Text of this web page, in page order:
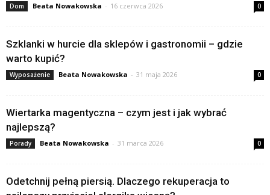
Dom Beata Nowakowska - 16 czerwca 2026 0
Szklanki w hurcie dla sklepów i gastronomii – gdzie
warto kupić?
Wyposażenie Beata Nowakowska - 31 maja 2026 0
Wiertarka magentyczna – czym jest i jak wybrać
najlepszą?
Porady Beata Nowakowska - 31 marca 2026 0
Odetchnij pełną piersią. Dlaczego rekuperacja to